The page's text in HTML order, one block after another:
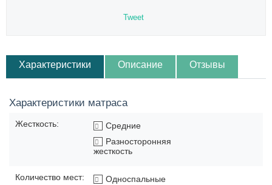
Tweet
Характеристики Описание Отзывы
Характеристики матраса
Жесткость:
Средние
Разносторонняя
жесткость
Количество мест:
Односпальные